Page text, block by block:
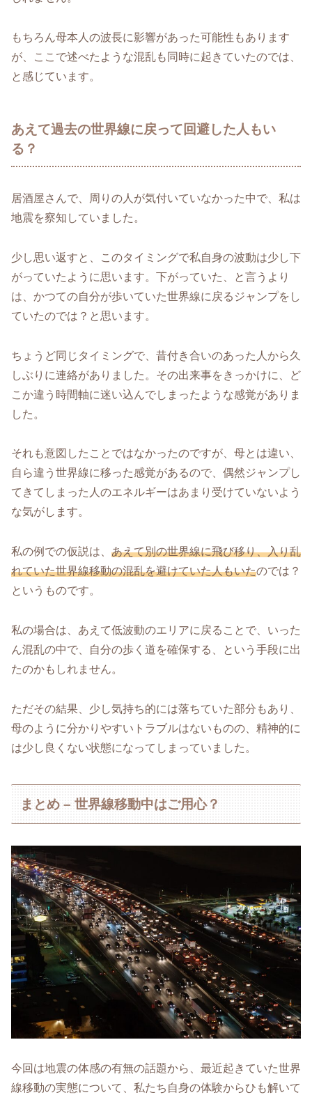
もちろん母本人の波長に影響があった可能性もあります
が、ここで述べたような混乱も同時に起きていたのでは、
と感じています。
あえて過去の世界線に戻って回避した人もい
る？
居酒屋さんで、周りの人が気付いていなかった中で、私は
地震を察知していました。
少し思い返すと、このタイミングで私自身の波動は少し下
がっていたように思います。下がっていた、と言うより
は、かつての自分が歩いていた世界線に戻るジャンプをし
ていたのでは？と思います。
ちょうど同じタイミングで、昔付き合いのあった人から久
しぶりに連絡がありました。その出来事をきっかけに、ど
こか違う時間軸に迷い込んでしまったような感覚がありま
した。
それも意図したことではなかったのですが、母とは違い、
自ら違う世界線に移った感覚があるので、偶然ジャンプし
てきてしまった人のエネルギーはあまり受けていないよう
な気がします。
私の例での仮説は、 あえて別の世界線に飛び移り、入り乱
れていた世界線移動の混乱を避けていた人もいたのでは？
というものです。
私の場合は、あえて低波動のエリアに戻ることで、いった
ん混乱の中で、自分の歩く道を確保する、という手段に出
たのかもしれません。
ただその結果、少し気持ち的には落ちていた部分もあり、
母のように分かりやすいトラブルはないものの、精神的に
は少し良くない状態になってしまっていました。
まとめ – 世界線移動中はご用心？
今回は地震の体感の有無の話題から、最近起きていた世界
線移動の実態について、私たち自身の体験からひも解いて